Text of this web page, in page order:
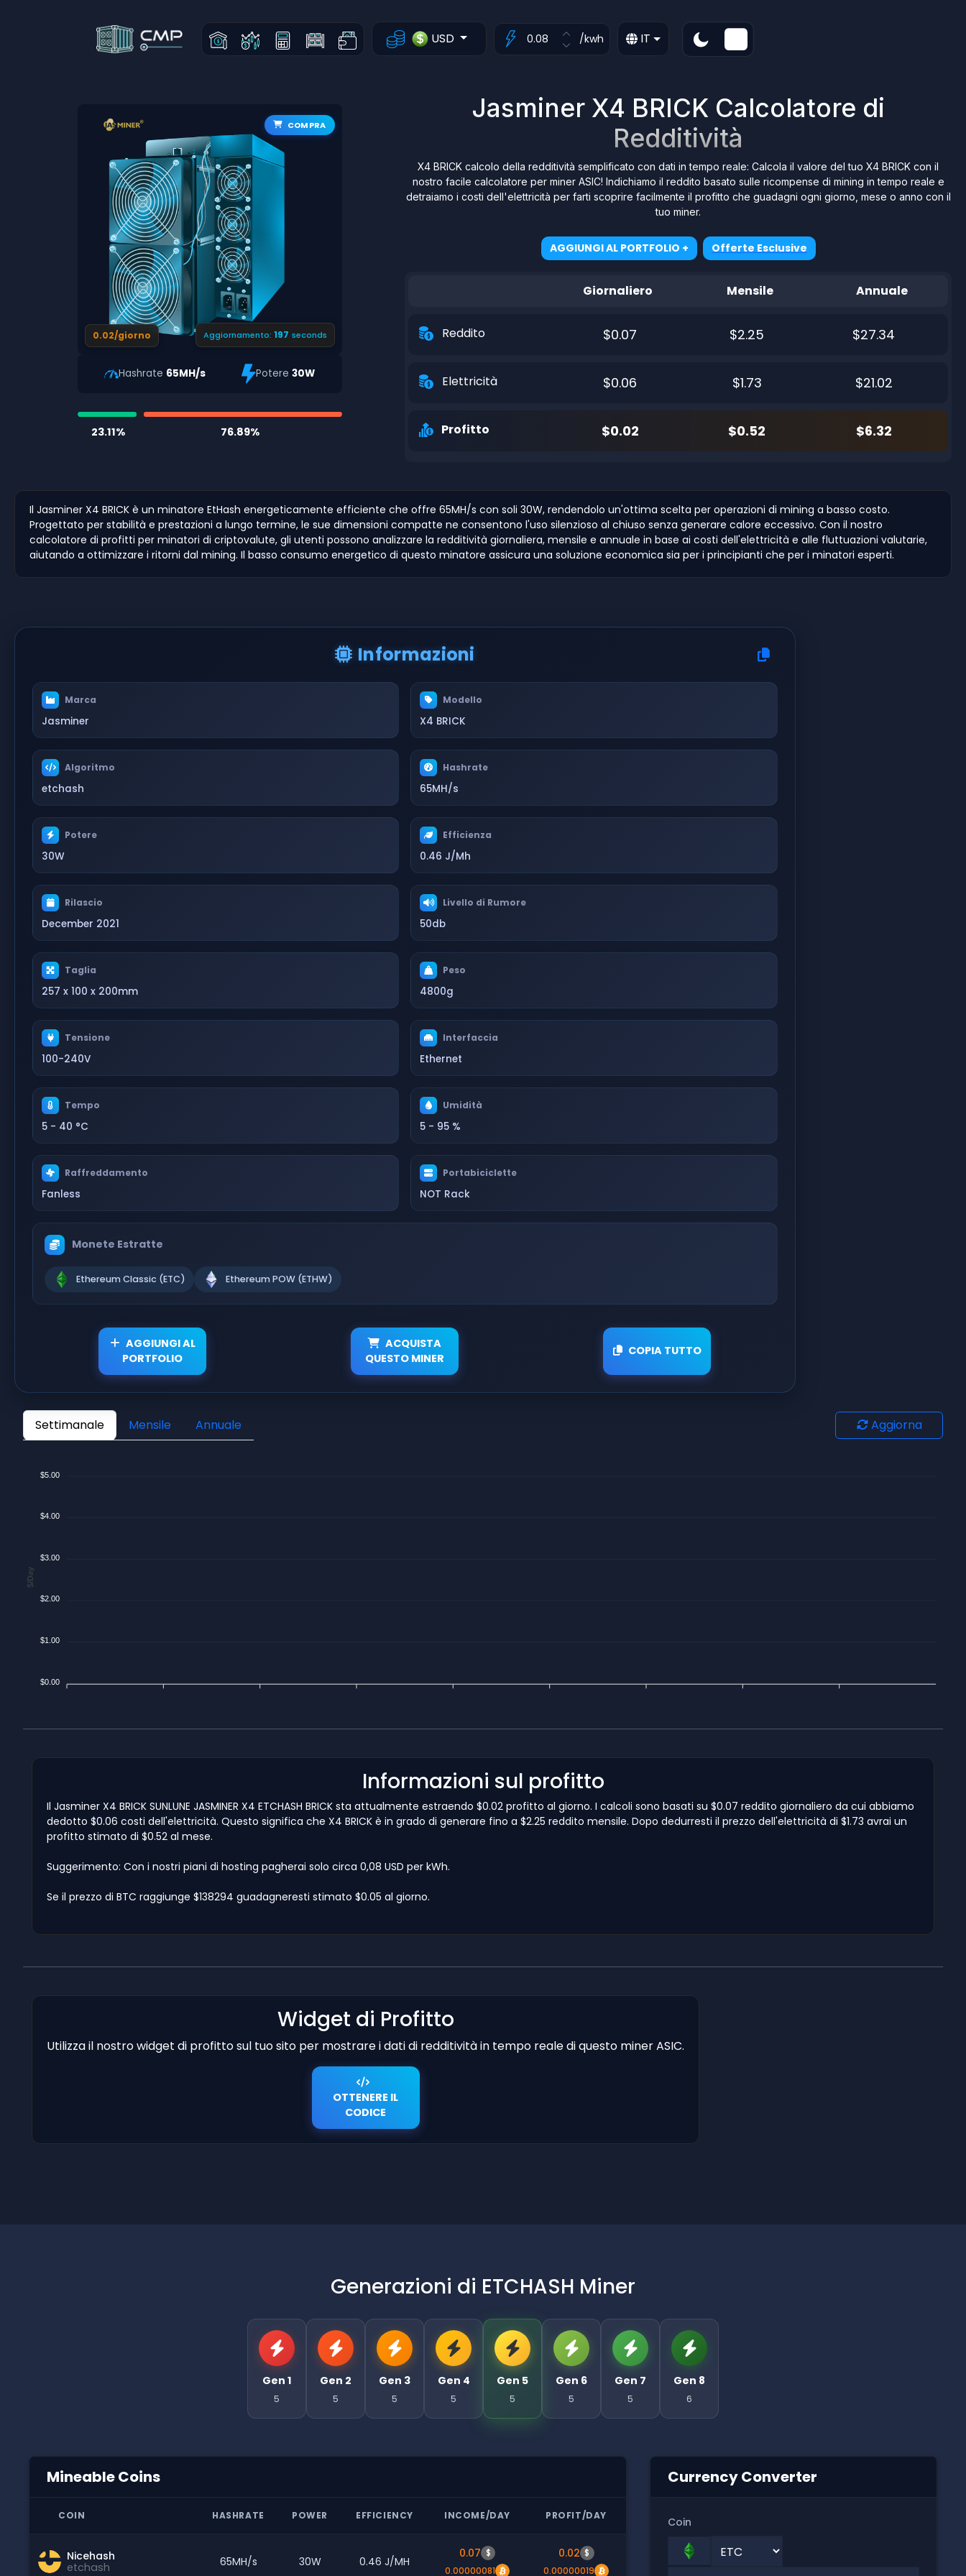
USD /kwh IT
COMPRA
0.02/giorno Aggiornamento: 196 seconds
Hashrate 65MH/s Potere 30W
23.11% 76.89%
Jasminer X4 BRICK Calcolatore di
Redditività
X4 BRICK calcolo della redditività semplificato con dati in tempo reale: Calcola il valore del tuo X4 BRICK con il
nostro facile calcolatore per miner ASIC! Indichiamo il reddito basato sulle ricompense di mining in tempo reale e
detraiamo i costi dell'elettricità per farti scoprire facilmente il profitto che guadagni ogni giorno, mese o anno con il
tuo miner.
AGGIUNGI AL PORTFOLIO + Offerte Esclusive
Giornaliero Mensile Annuale
Reddito $0.07 $2.25 $27.34
Elettricità $0.06 $1.73 $21.02
Profitto $0.02 $0.52 $6.32
Il Jasminer X4 BRICK è un minatore EtHash energeticamente efficiente che offre 65MH/s con soli 30W, rendendolo un'ottima scelta per operazioni di mining a basso costo.
Progettato per stabilità e prestazioni a lungo termine, le sue dimensioni compatte ne consentono l'uso silenzioso al chiuso senza generare calore eccessivo. Con il nostro
calcolatore di profitti per minatori di criptovalute, gli utenti possono analizzare la redditività giornaliera, mensile e annuale in base ai costi dell'elettricità e alle fluttuazioni valutarie,
aiutando a ottimizzare i ritorni dal mining. Il basso consumo energetico di questo minatore assicura una soluzione economica sia per i principianti che per i minatori esperti.
Informazioni
Marca
Jasminer
Modello
X4 BRICK
Algoritmo
etchash
Hashrate
65MH/s
Potere
30W
Efficienza
0.46 J/Mh
Rilascio
December 2021
Livello di Rumore
50db
Taglia
257 x 100 x 200mm
Peso
4800g
Tensione
100-240V
Interfaccia
Ethernet
Tempo
5 - 40 °C
Umidità
5 - 95 %
Raffreddamento
Fanless
Portabiciclette
NOT Rack
Monete Estratte
Ethereum Classic (ETC) Ethereum POW (ETHW)
AGGIUNGI AL
PORTFOLIO
ACQUISTA
QUESTO MINER
COPIA TUTTO
Settimanale Mensile Annuale Aggiorna
$5.00
$4.00
$3.00
$2.00
$1.00
$0.00
$/Day
Informazioni sul profitto
Il Jasminer X4 BRICK SUNLUNE JASMINER X4 ETCHASH BRICK sta attualmente estraendo $0.02 profitto al giorno. I calcoli sono basati su $0.07 reddito giornaliero da cui abbiamo
dedotto $0.06 costi dell'elettricità. Questo significa che X4 BRICK è in grado di generare fino a $2.25 reddito mensile. Dopo dedurresti il prezzo dell'elettricità di $1.73 avrai un
profitto stimato di $0.52 al mese.
Suggerimento: Con i nostri piani di hosting pagherai solo circa 0,08 USD per kWh.
Se il prezzo di BTC raggiunge $138294 guadagneresti stimato $0.05 al giorno.
Widget di Profitto
Utilizza il nostro widget di profitto sul tuo sito per mostrare i dati di redditività in tempo reale di questo miner ASIC.
OTTENERE IL
CODICE
Generazioni di ETCHASH Miner
Gen 1
5
Gen 2
5
Gen 3
5
Gen 4
5
Gen 5
5
Gen 6
5
Gen 7
5
Gen 8
6
Mineable Coins
COIN HASHRATE POWER EFFICIENCY INCOME/DAY PROFIT/DAY
Nicehash
etchash
65MH/s 30W 0.46 J/MH
0.07 $
0.00000081
0.02 $
0.00000019
Currency Converter
Coin